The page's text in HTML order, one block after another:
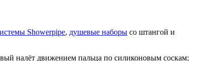
Showerpipe, душевые наборы со штангой и
налёт движением пальца по силиконовым соскам;